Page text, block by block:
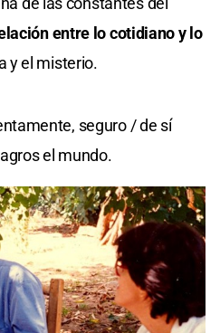
entre lo cotidiano y lo
y el misterio.
seguro / de sí
el mundo.